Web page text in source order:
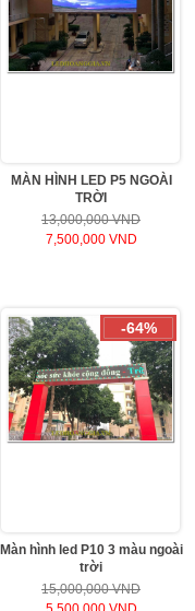
MÀN HÌNH LED P5 NGOÀI
TRỜI
13,000,000 VND
7,500,000 VND
-64%
Màn hình led P10 3 màu ngoài
trời
15,000,000 VND